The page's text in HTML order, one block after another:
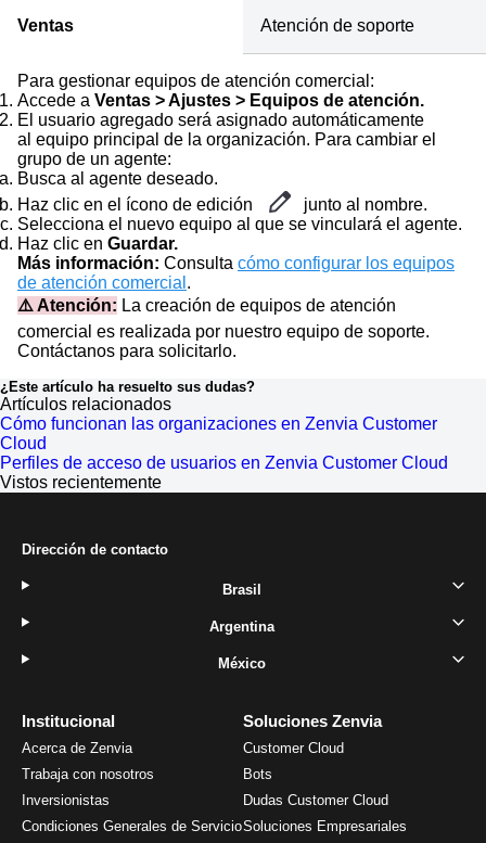
Ventas
Para gestionar equipos de atención comercial:
Accede a Ventas > Ajustes > Equipos de atención.
El usuario agregado será asignado automáticamente
al equipo principal de la organización. Para cambiar el
grupo de un agente:
Busca al agente deseado.
Haz clic en el ícono de edición
junto al nombre.
Selecciona el nuevo equipo al que se vinculará el agente.
Haz clic en Guardar.
Más información: Consulta cómo configurar los equipos
de atención comercial .
⚠️ Atención: La creación de equipos de atención
comercial es realizada por nuestro equipo de soporte.
Contáctanos para solicitarlo.
Atención de soporte
¿Este artículo ha resuelto sus dudas?
Artículos relacionados
Cómo funcionan las organizaciones en Zenvia Customer
Cloud
Perfiles de acceso de usuarios en Zenvia Customer Cloud
Vistos recientemente
Institucional
Acerca de Zenvia
Trabaja con nosotros
Inversionistas
Condiciones Generales de Servicio
Soluciones Zenvia
Customer Cloud
Bots
Dudas Customer Cloud
Soluciones Empresariales
Dirección de contacto
Brasil
Argentina
México